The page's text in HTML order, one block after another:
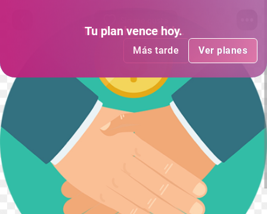
Tu plan ha vencido.
Más tarde Ver planes
Tu plan vence hoy.
Más tarde Ver planes